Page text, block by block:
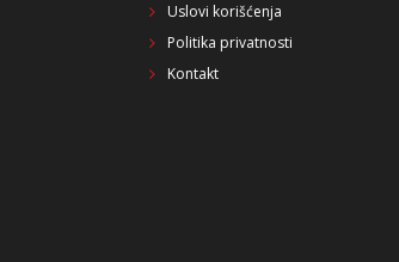
Uslovi korišćenja
Politika privatnosti
Kontakt